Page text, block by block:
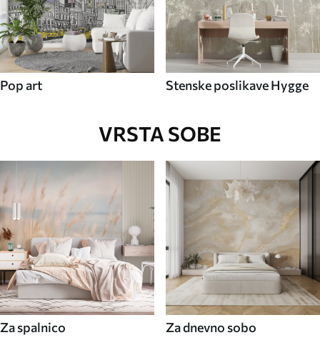
Pop art Stenske poslikave Hygge
VRSTA SOBE
Za spalnico Za dnevno sobo